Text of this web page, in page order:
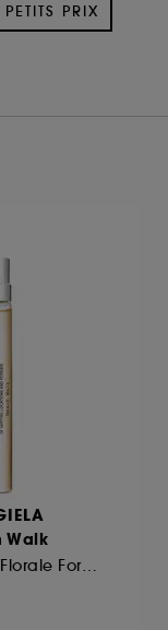
PRIX
Walk
Eau de Toilette Florale Format Voyage